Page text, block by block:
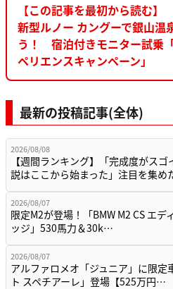
【この記事を最初から読む】
新型ルノー カングーで銀山温
う！ 宿泊付きモニター試乗
ペリエンスキャンペーン」
最新の投稿記事(全体)
2026/08/08
【週間ランキング】「完成度がス
説はここから始まった」注目を集
2026/08/07
限定M2が登場！「BMW M2 CS エデ
ッジ」530馬力＆30k…
2026/08/07
アルファロメオ「ジュニア」に限定
ト スペチアーレ」登場【525万円…